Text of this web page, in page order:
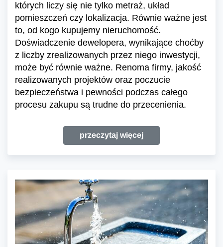
których liczy się nie tylko metraż, układ
pomieszczeń czy lokalizacja. Równie ważne jest
to, od kogo kupujemy nieruchomość.
Doświadczenie dewelopera, wynikające choćby
z liczby zrealizowanych przez niego inwestycji,
może być równie ważne. Renoma firmy, jakość
realizowanych projektów oraz poczucie
bezpieczeństwa i pewności podczas całego
procesu zakupu są trudne do przecenienia.
przeczytaj więcej